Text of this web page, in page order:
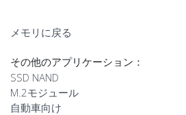
メモリに戻る
その他のアプリケーション：
SSD NAND
M.2モジュール
自動車向け